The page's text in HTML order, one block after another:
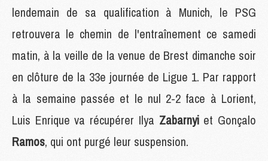
lendemain de sa qualification à Munich, le PSG
retrouvera le chemin de l'entraînement ce samedi
matin, à la veille de la venue de Brest dimanche soir
en clôture de la 33e journée de Ligue 1. Par rapport
à la semaine passée et le nul 2-2 face à Lorient,
Luis Enrique va récupérer Ilya Zabarnyi et Gonçalo
Ramos, qui ont purgé leur suspension.